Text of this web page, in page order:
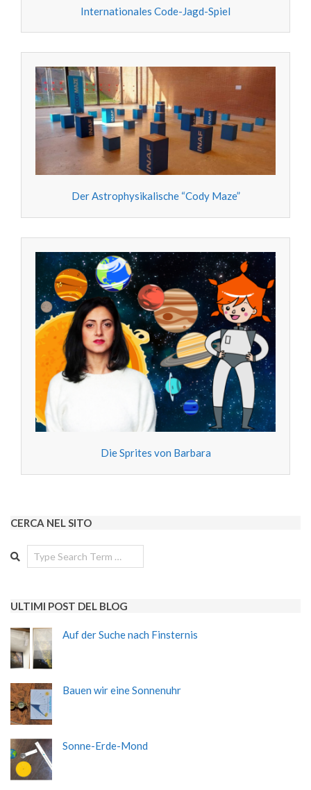
Internationales Code-Jagd-Spiel
Der Astrophysikalische “Cody Maze”
Die Sprites von Barbara
CERCA NEL SITO
Search
ULTIMI POST DEL BLOG
Auf der Suche nach Finsternis
Bauen wir eine Sonnenuhr
Sonne-Erde-Mond